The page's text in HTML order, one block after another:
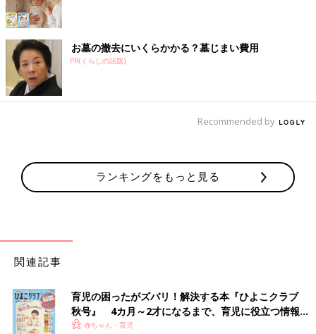
お墓の撤去にいくらかかる？墓じまい費用
PR(くらしの話題)
Recommended by
ランキングをもっと見る
関連記事
育児の困ったがズバリ！解決する本『ひよこクラブ
秋号』 4カ月～2才になるまで、育児に役立つ情報が
いっぱい！
赤ちゃん・育児